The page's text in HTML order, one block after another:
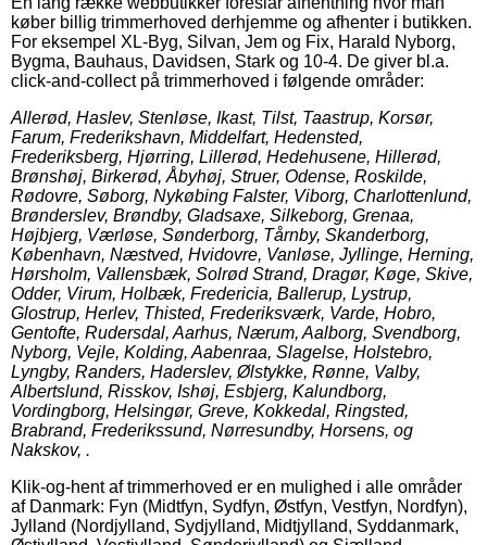
køber billig trimmerhoved derhjemme og afhenter i butikken.
For eksempel XL-Byg, Silvan, Jem og Fix, Harald Nyborg,
Bygma, Bauhaus, Davidsen, Stark og 10-4. De giver bl.a.
click-and-collect på trimmerhoved i følgende områder:
Allerød, Haslev, Stenløse, Ikast, Tilst, Taastrup, Korsør,
Farum, Frederikshavn, Middelfart, Hedensted,
Frederiksberg, Hjørring, Lillerød, Hedehusene, Hillerød,
Brønshøj, Birkerød, Åbyhøj, Struer, Odense, Roskilde,
Rødovre, Søborg, Nykøbing Falster, Viborg, Charlottenlund,
Brønderslev, Brøndby, Gladsaxe, Silkeborg, Grenaa,
Højbjerg, Værløse, Sønderborg, Tårnby, Skanderborg,
København, Næstved, Hvidovre, Vanløse, Jyllinge, Herning,
Hørsholm, Vallensbæk, Solrød Strand, Dragør, Køge, Skive,
Odder, Virum, Holbæk, Fredericia, Ballerup, Lystrup,
Glostrup, Herlev, Thisted, Frederiksværk, Varde, Hobro,
Gentofte, Rudersdal, Aarhus, Nærum, Aalborg, Svendborg,
Nyborg, Vejle, Kolding, Aabenraa, Slagelse, Holstebro,
Lyngby, Randers, Haderslev, Ølstykke, Rønne, Valby,
Albertslund, Risskov, Ishøj, Esbjerg, Kalundborg,
Vordingborg, Helsingør, Greve, Kokkedal, Ringsted,
Brabrand, Frederikssund, Nørresundby, Horsens, og
Nakskov, .
Klik-og-hent af trimmerhoved er en mulighed i alle områder
af Danmark: Fyn (Midtfyn, Sydfyn, Østfyn, Vestfyn, Nordfyn),
Jylland (Nordjylland, Sydjylland, Midtjylland, Syddanmark,